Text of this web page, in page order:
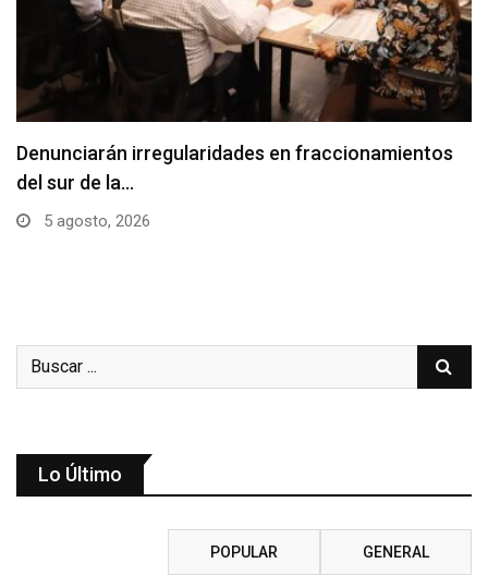
Denunciarán irregularidades en fraccionamientos
del sur de la…
5 agosto, 2026
Lo Último
POPULAR GENERAL